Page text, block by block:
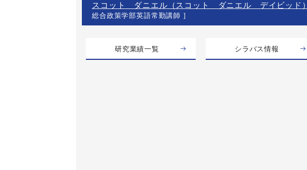
スコット ダニエル（スコット ダニエル デイビッド）
総合政策学部英語常勤講師 ]
研究業績一覧 シラバス情報